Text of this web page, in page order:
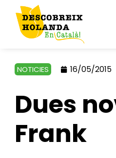
NOTICIES 16/05/2015
Dues
Frank